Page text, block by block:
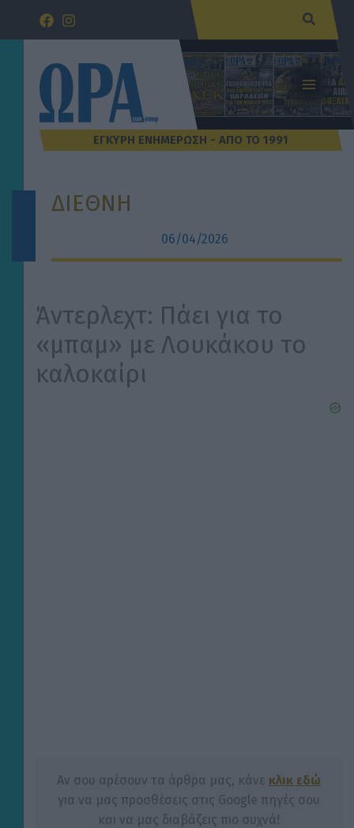
Μετάβαση
ΔΙΕΘΝΗ
06/04/2026
Άντερλεχτ: Πάει για το
«μπαμ» με Λουκάκου το
καλοκαίρι
Αν σου αρέσουν τα άρθρα μας, κάνε κλικ εδώ
για να μας προσθέσεις στις Google πηγές σου
και να μας διαβάζεις πιο συχνά!